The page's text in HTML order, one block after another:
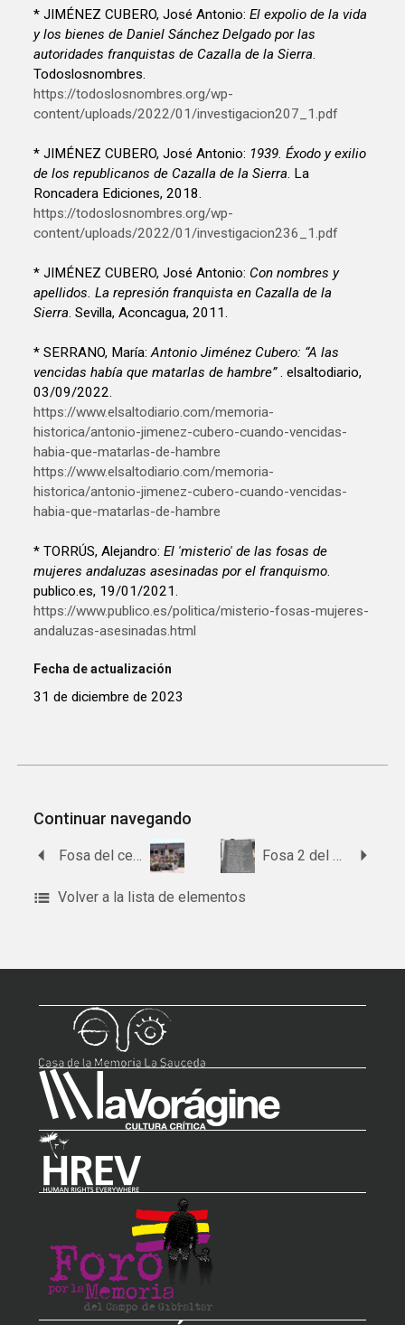
* JIMÉNEZ CUBERO, José Antonio:El expolio de la vida
y los bienes de Daniel Sánchez Delgado por las
autoridades franquistas de Cazalla de la Sierra.
Todoslosnombres.
https://todoslosnombres.org/wp-
content/uploads/2022/01/investigacion207_1.pdf
* JIMÉNEZ CUBERO, José Antonio: 1939. Éxodo y exilio
de los republicanos de Cazalla de la Sierra. La
Roncadera Ediciones, 2018.
https://todoslosnombres.org/wp-
content/uploads/2022/01/investigacion236_1.pdf
* JIMÉNEZ CUBERO, José Antonio: Con nombres y
apellidos. La represión franquista en Cazalla de la
Sierra. Sevilla, Aconcagua, 2011.
* SERRANO, María:Antonio Jiménez Cubero: “A las
vencidas había que matarlas de hambre”. elsaltodiario,
03/09/2022.
https://www.elsaltodiario.com/memoria-
historica/antonio-jimenez-cubero-cuando-vencidas-
habia-que-matarlas-de-hambre
https://www.elsaltodiario.com/memoria-
historica/antonio-jimenez-cubero-cuando-vencidas-
habia-que-matarlas-de-hambre
* TORRÚS, Alejandro:El 'misterio' de las fosas de
mujeres andaluzas asesinadas por el franquismo.
publico.es, 19/01/2021.
https://www.publico.es/politica/misterio-fosas-mujeres-
andaluzas-asesinadas.html
Fecha de actualización
31 de diciembre de 2023
Continuar navegando
Volver a la lista de elementos